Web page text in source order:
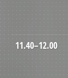
11.40–12.00